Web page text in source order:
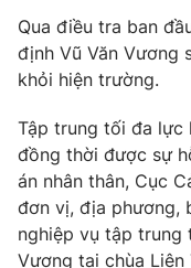
® Cấm sao chép dưới
thuận bằng văn bản.
thông tin từ website
Qua điều tra ban
định Vũ Văn Vương
khỏi hiện trường.
Tập trung tối đa lực
đồng thời được sự
án nhân thân, Cục
đơn vị, địa phương,
nghiệp vụ tập trung
Vương tại chùa Liên